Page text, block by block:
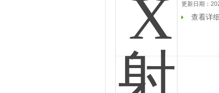
更新日期：
查看详